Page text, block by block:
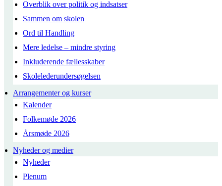
Overblik over politik og indsatser
Sammen om skolen
Ord til Handling
Mere ledelse – mindre styring
Inkluderende fællesskaber
Skolelederundersøgelsen
Arrangementer og kurser
Kalender
Folkemøde 2026
Årsmøde 2026
Nyheder og medier
Nyheder
Plenum